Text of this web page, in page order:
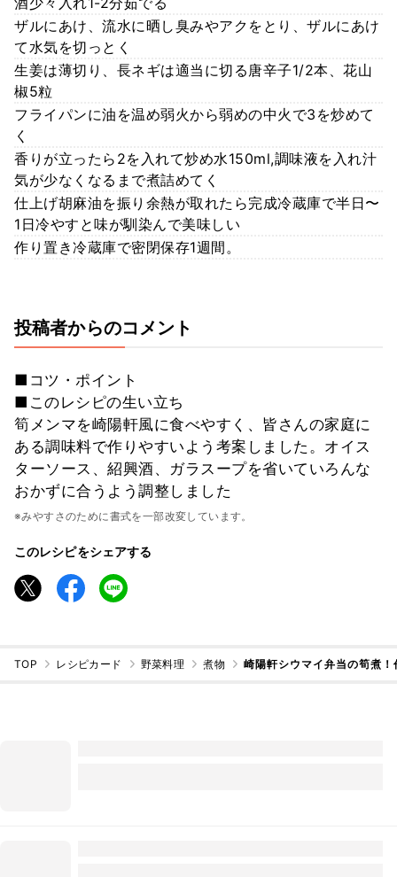
ザルにあけ、流水に晒し臭みやアクをとり、ザルにあけ
て水気を切っとく
生姜は薄切り、長ネギは適当に切る唐辛子1/2本、花山
椒5粒
フライパンに油を温め弱火から弱めの中火で3を炒めて
く
香りが立ったら2を入れて炒め水150ml,調味液を入れ汁
気が少なくなるまで煮詰めてく
仕上げ胡麻油を振り余熱が取れたら完成冷蔵庫で半日〜
1日冷やすと味が馴染んで美味しい
作り置き冷蔵庫で密閉保存1週間。
投稿者からのコメント
■コツ・ポイント
■このレシピの生い立ち
筍メンマを崎陽軒風に食べやすく、皆さんの家庭に
ある調味料で作りやすいよう考案しました。オイス
ターソース、紹興酒、ガラスープを省いていろんな
おかずに合うよう調整しました
※みやすさのために書式を一部改変しています。
このレシピをシェアする
TOP レシピカード 野菜料理 煮物 崎陽軒シウマイ弁当の筍煮